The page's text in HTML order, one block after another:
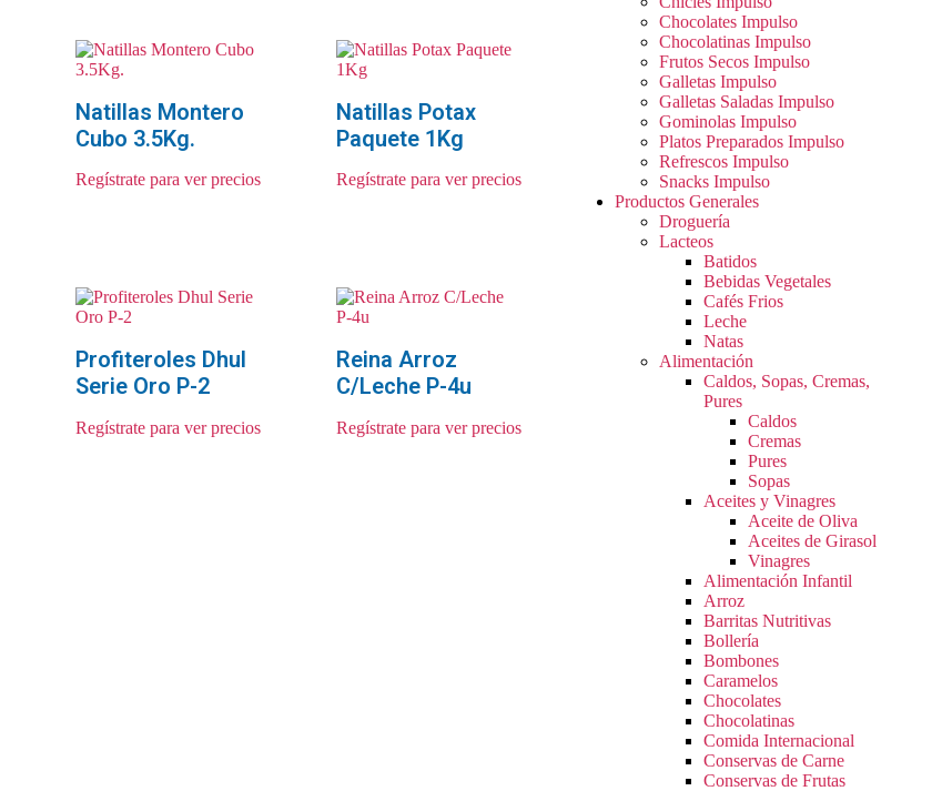
Natillas Montero
Cubo 3.5Kg.
Regístrate para ver precios
Natillas Potax
Paquete 1Kg
Regístrate para ver precios
Profiteroles Dhul
Serie Oro P-2
Regístrate para ver precios
Reina Arroz
C/Leche P-4u
Regístrate para ver precios
Chocolates Impulso
Chocolatinas Impulso
Frutos Secos Impulso
Galletas Impulso
Galletas Saladas Impulso
Gominolas Impulso
Platos Preparados Impulso
Refrescos Impulso
Snacks Impulso
Productos Generales
Droguería
Lacteos
Batidos
Bebidas Vegetales
Cafés Frios
Leche
Natas
Alimentación
Caldos, Sopas, Cremas,
Pures
Caldos
Cremas
Pures
Sopas
Aceites y Vinagres
Aceite de Oliva
Aceites de Girasol
Vinagres
Alimentación Infantil
Arroz
Barritas Nutritivas
Bollería
Bombones
Caramelos
Chocolates
Chocolatinas
Comida Internacional
Conservas de Carne
Conservas de Frutas